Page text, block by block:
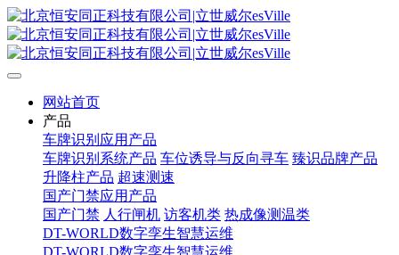
网站首页
产品
车牌识别应用产品
车牌识别系统产品 车位诱导与反向寻车 臻识品牌产品
升降柱产品 超速测速
国产门禁应用产品
国产门禁 人行闸机 访客机类 热成像测温类
DT-WORLD数字孪生智慧运维
DT-WORLD数字孪生智慧运维